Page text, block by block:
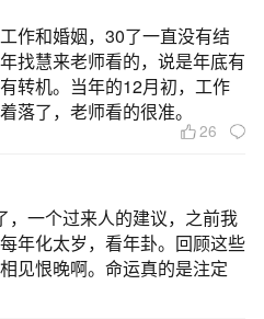
是充满能量的风水物
被认为能够聚集财富，转
通过到寺庙祈福，寻
洁并放置聚宝盆家中的财
，通常位于客厅大门对角
位置被视为家中的财库，
理财能力和财运。保持财
作和婚姻，30了一直没有结
找慧来老师看的，说是年底有
转机。当年的12月初，工作
落了，老师看的很准。
26
，一个过来人的建议，之前我
年化太岁，看年卦。回顾这些
见恨晚啊。命运真的是注定